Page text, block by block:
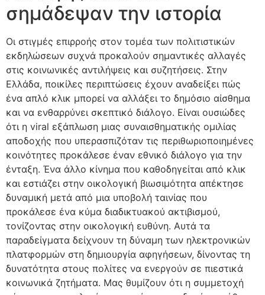
σημάδεψαν την ιστορία
Οι στιγμές επιρροής στον τομέα των πολιτιστικών
εκδηλώσεων συχνά προκαλούν σημαντικές αλλαγές
στις κοινωνικές αντιλήψεις και συζητήσεις. Στην
Ελλάδα, ποικίλες περιπτώσεις έχουν αναδείξει πώς
ένα απλό κλικ μπορεί να αλλάξει το δημόσιο αίσθημα
και να ενθαρρύνει σκεπτικό διάλογο. Είναι ουσιώδες
ότι η viral εξάπλωση μιας συναισθηματικής ομιλίας
αποδοχής που υπερασπιζόταν τις περιθωριοποιημένες
κοινότητες προκάλεσε έναν εθνικό διάλογο για την
ένταξη. Ένα άλλο κίνημα που καθοδηγείται από κλικ
και εστιάζει στην οικολογική βιωσιμότητα απέκτησε
δυναμική μετά από μια υποβολή ταινίας που
προκάλεσε ένα κύμα διαδικτυακού ακτιβισμού,
τονίζοντας στην οικολογική ευθύνη. Αυτά τα
παραδείγματα δείχνουν τη δύναμη των ηλεκτρονικών
πλατφορμών στη δημιουργία αφηγήσεων, δίνοντας τη
δυνατότητα στους πολίτες να ενεργούν σε πιεστικά
κοινωνικά ζητήματα. Μας θυμίζουν ότι η συμμετοχή